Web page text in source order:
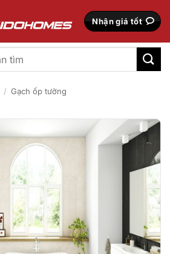
Nhận giá tốt
/ Gạch ốp tường